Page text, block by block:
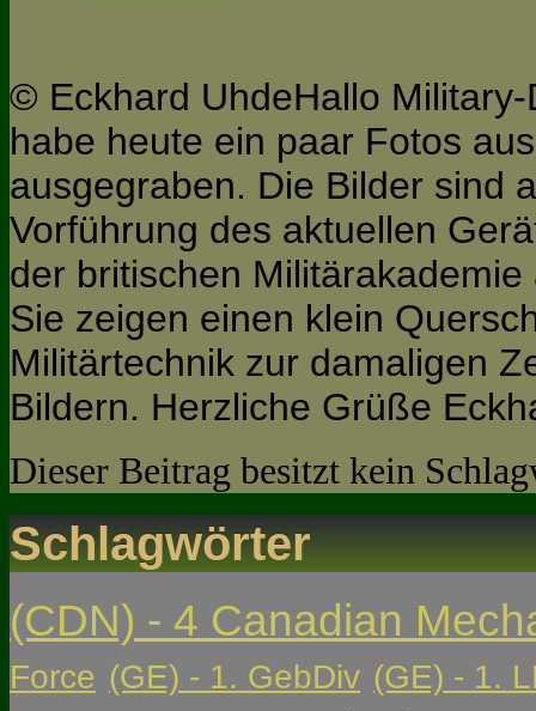
© Eckhard UhdeHallo
habe heute ein paar Fotos
ausgegraben. Die Bilder sind
Vorführung des aktuellen
der britischen
Sie zeigen einen klein
Militärtechnik zur damaligen
Bildern. Herzliche Grüße
Dieser Beitrag besitzt kein
Schlagwörter
(CDN) - 4 Canadian
Force (GE) - 1. GebDiv (GE) - 1.